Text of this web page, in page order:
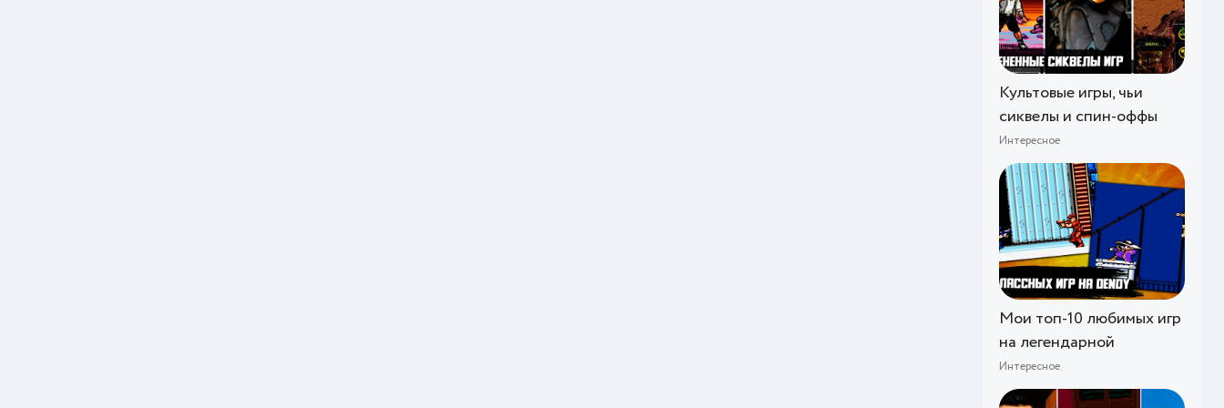
Культовые игры, чьи
сиквелы и спин-оффы
Интересное
Мои топ-10 любимых игр
на легендарной
Интересное